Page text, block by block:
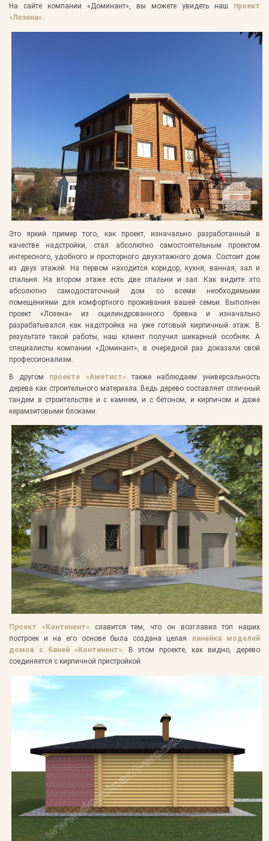
На сайте компании «Доминант», вы можете увидеть наш проект
«Лозена».
Это яркий пример того, как проект, изначально разработанный в
качестве надстройки, стал абсолютно самостоятельным проектом
интересного, удобного и просторного двухэтажного дома. Состоит дом
из двух этажей. На первом находится коридор, кухня, ванная, зал и
спальня. На втором этаже есть две спальни и зал. Как видите это
абсолютно самодостаточный дом со всеми необходимыми
помещениями для комфортного проживания вашей семьи. Выполнен
проект «Лозена» из оцилиндрованного бревна и изначально
разрабатывался как надстройка на уже готовый кирпичный этаж. В
результате такой работы, наш клиент получил шикарный особняк. А
специалисты компании «Доминант», в очередной раз доказали свой
профессионализм.
В другом проекте «Аметист»также наблюдаем универсальность
дерева как строительного материала. Ведь дерево составляет отличный
тандем в строительстве и с камнем, и с бетоном, и кирпичом и даже
керамзитовыми блоками.
Проект «Континент»славится тем, что он возглавил топ наших
построек и на его основе была создана целая линейка моделей
домов с баней «Континент». В этом проекте, как видно, дерево
соединяется с кирпичной пристройкой.